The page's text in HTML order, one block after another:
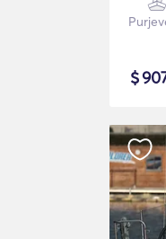
$